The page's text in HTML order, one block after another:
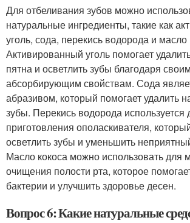
Для отбеливания зубов можно
натуральные ингредиенты, такие как
уголь, сода, перекись водорода и масло
Активированный уголь помогает
пятна и осветлить зубы благодаря своим
абсорбирующим свойствам. Сода
абразивом, который помогает удалить
зубы. Перекись водорода используется
приготовления ополаскивателя,
осветлить зубы и уменьшить
Масло кокоса можно использовать для
очищения полости рта, которое
бактерии и улучшить здоровье десен.
Вопрос 6: Какие натуральные